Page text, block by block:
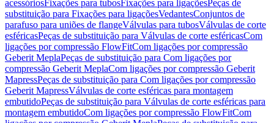
acessóriosFixações para tubosFixações para ligaçõesPeças de
substituição para Fixações para ligaçõesVedantesConjuntos de
parafuso para uniões de flangeVálvulas para tubosVálvulas de corte
esféricasPeças de substituição para Válvulas de corte esféricasCom
ligações por compressão FlowFitCom ligações por compressão
Geberit MeplaPeças de substituição para Com ligações por
compressão Geberit MeplaCom ligações por compressão Geberit
MapressPeças de substituição para Com ligações por compressão
Geberit MapressVálvulas de corte esféricas para montagem
embutidoPeças de substituição para Válvulas de corte esféricas para
montagem embutidoCom ligações por compressão FlowFitCom